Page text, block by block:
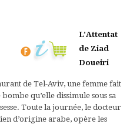
L’Attentat
de Ziad
Doueiri
de Tel-Aviv, une femme fait
qu’elle dissimule sous sa
Toute la journée, le docteur
d’origine arabe, opère les